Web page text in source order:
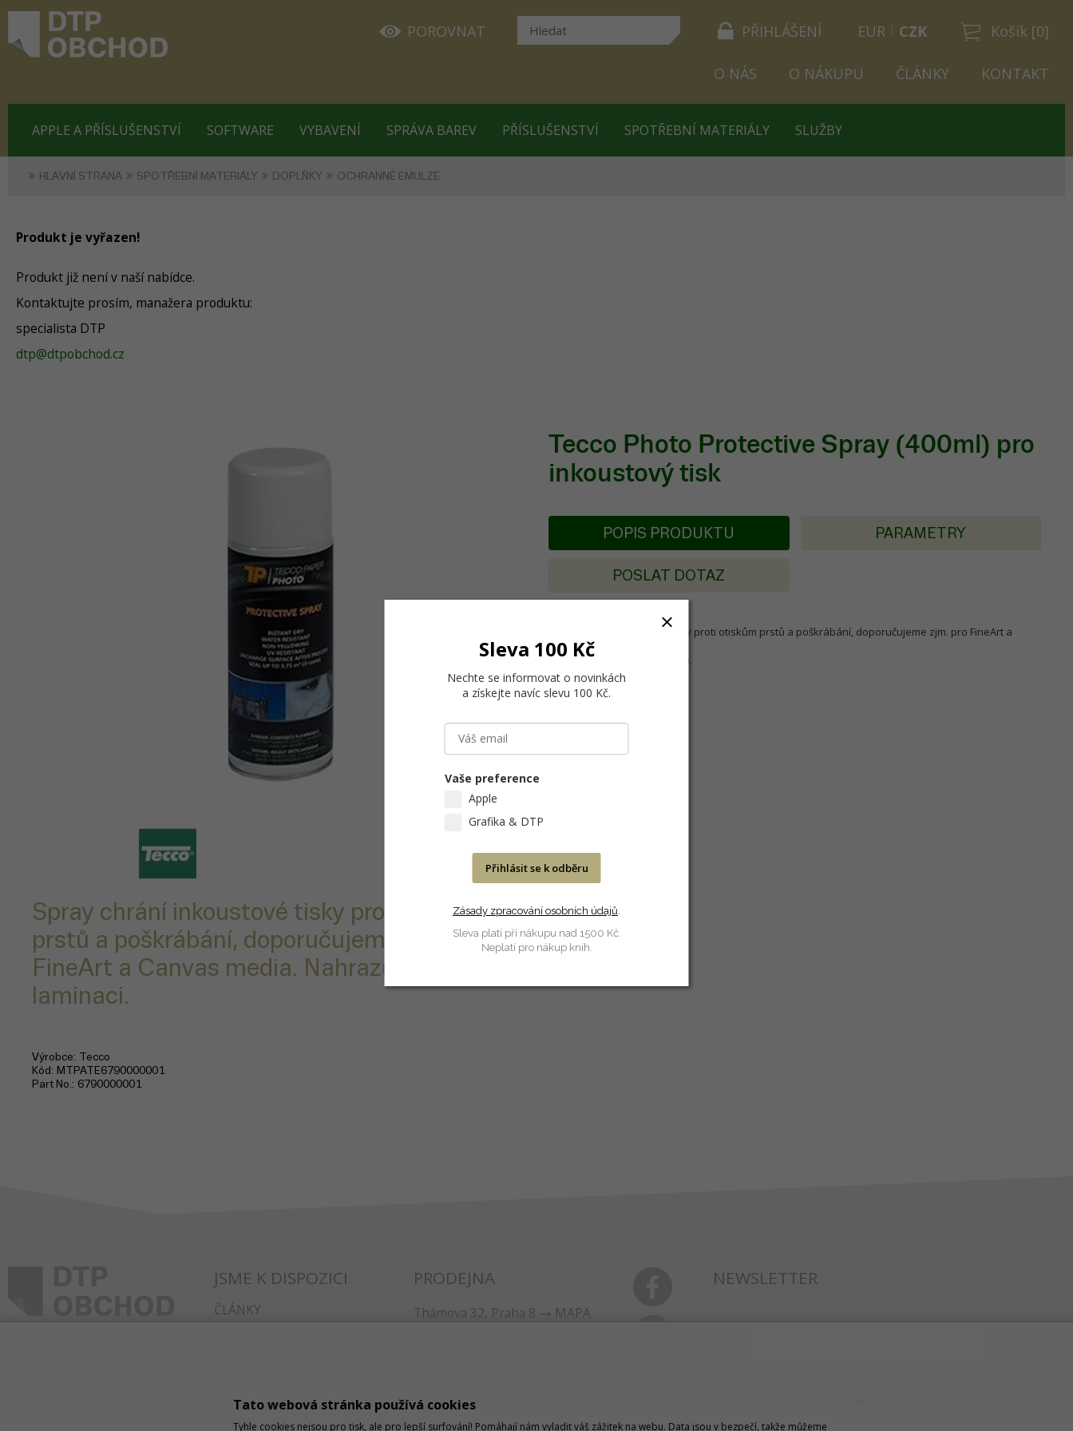
PŘIHLÁŠENÍ Košík [0]
POROVNAT EUR CZK
O NÁS O NÁKUPU ČLÁNKY KONTAKT
APPLE A PŘÍSLUŠENSTVÍ SOFTWARE VYBAVENÍ SPRÁVA BAREV PŘÍSLUŠENSTVÍ SPOTŘEBNÍ MATERIÁLY SLUŽBY
HLAVNÍ STRANA SPOTŘEBNÍ MATERIÁLY DOPLŇKY OCHRANNÉ EMULZE
Produkt je vyřazen!
Produkt již není v naší nabídce.
Kontaktujte prosím, manažera produktu:
specialista DTP
dtp@dtpobchod.cz
Tecco Photo Protective Spray (400ml) pro
inkoustový tisk
Spray chrání inkoustové tisky proti otiskům
prstů a poškrábání, doporučujeme zjm. pro
FineArt a Canvas media. Nahrazuje klasickou
laminaci.
Výrobce Tecco
Kód
MTPATE6790000001
Part No. 6790000001
POPIS PRODUKTU PARAMETRY
POSLAT DOTAZ
Spray chrání inkoustové tisky proti otiskům prstů a poškrábání, doporučujeme zjm. pro FineArt a
Canvas media.
Nahrazuje klasickou laminaci.
JSME K DISPOZICI
ČLÁNKY
PRODEJNA
Thámova 32, Praha 8
MAPA
NEWSLETTER
Tato webová stránka používá cookies
Tyhle cookies nejsou pro tisk, ale pro lepší surfování! Pomáhají nám vyladit váš zážitek na webu. Data jsou v bezpečí, takže můžeme
Sleva 100 Kč
Nechte se informovat o novinkách
a získejte navíc slevu 100 Kč.
Vaše preference
Apple
Grafika & DTP
Přihlásit se k odběru
Zásady zpracování osobních údajů.
Sleva platí při nákupu nad 1500 Kč.
Neplatí pro nákup knih.